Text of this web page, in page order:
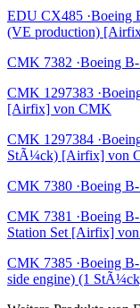
EDU CX485 ·Boeing
(VE production)
CMK 7382 ·Boeing
CMK 1297383
[Airfix] von CMK
CMK 1297384
StÃ¼ck) [Airfix] von
CMK 7380 ·Boeing
CMK 7381 ·Boeing
Station Set [Airfix]
CMK 7385 ·Boeing
side engine) (1